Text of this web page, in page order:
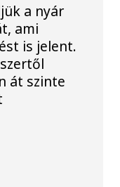
a nyár
ami
is jelent.
át szinte